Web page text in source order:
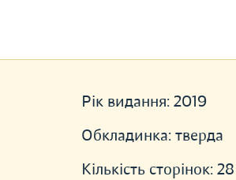
Рік видання: 2019
Обкладинка: тверда
Кількість сторінок: 28